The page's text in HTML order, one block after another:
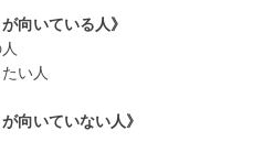
向いている人》
い人
向いていない人》